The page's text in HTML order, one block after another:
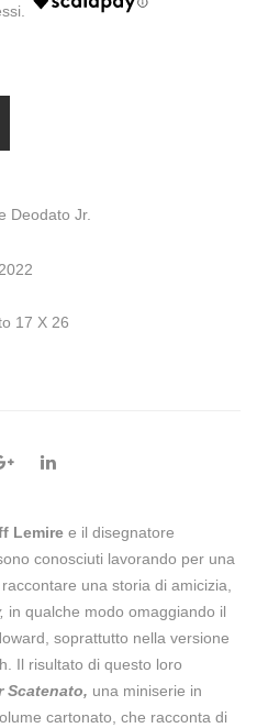
Deodato Jr.
17 X 26
Lemire e il disegnatore
conosciuti lavorando per una
una storia di amicizia,
in qualche modo omaggiando il
soprattutto nella versione
Il risultato di questo loro
Scatenato, una miniserie in
cartonato, che racconta di